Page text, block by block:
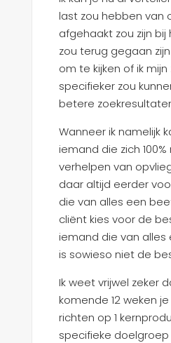
last zou hebben van
afgehaakt zou zijn bij
zou terug gegaan
om te kijken of ik
specifieker zou
betere
Wanneer ik namelijk
iemand die zich
verhelpen van
daar altijd eerder
die van alles een
cliënt kies voor de
iemand die van
is sowieso niet de
Ik weet vrijwel zeker
komende 12 weken je
richten op 1
specifieke